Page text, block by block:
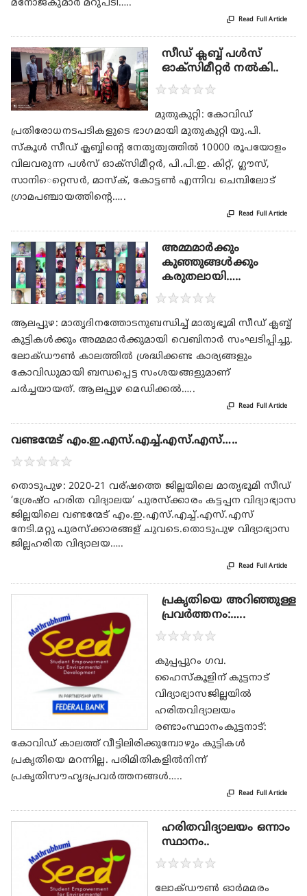
മനോജ്കുമാർ മറുപടി…..
 Read Full Article
സീഡ് ക്ലബ്ബ് പൾസ്
ഓക്സിമീറ്റർ നൽകി..
★★★★★
മുതുകുറ്റി: കോവിഡ്
പ്രതിരോധനടപടികളുടെ ഭാഗമായി മുതുകുറ്റി യു.പി.
സ്കൂൾ സീഡ് ക്ലബ്ബിന്റെ നേതൃത്വത്തിൽ 10000 രൂപയോളം
വിലവരുന്ന പൾസ് ഓക്സിമീറ്റർ, പി.പി.ഇ. കിറ്റ്, ഗ്ലൗസ്,
സാനി​െ​റ്റെസർ, മാസ്ക്, കോട്ടൺ എന്നിവ ചെമ്പിലോട്‌
ഗ്രാമപഞ്ചായത്തിന്റെ…..
 Read Full Article
അമ്മമാർക്കും
കുഞ്ഞുങ്ങൾക്കും
കരുതലായി…..
★★★★★
ആലപ്പുഴ: മാതൃദിനത്തോടനുബന്ധിച്ച് മാതൃഭൂമി സീഡ് ക്ലബ്ബ്
കുട്ടികൾക്കും അമ്മമാർക്കുമായി വെബിനാർ സംഘടിപ്പിച്ചു.
ലോക്ഡൗൺ കാലത്തിൽ ശ്രദ്ധിക്കണ്ട കാര്യങ്ങളും
കോവിഡുമായി ബന്ധപ്പെട്ട സംശയങ്ങളുമാണ്
ചർച്ചയായത്. ആലപ്പുഴ മെഡിക്കൽ…..
 Read Full Article
വണ്ടന്മേട് എം.ഇ.എസ്.എച്ച്.എസ്.എസ്…..
★★★★★
തൊടുപുഴ: 2020-21 വര്ഷത്തെ ജില്ലയിലെ മാതൃഭൂമി സീഡ്
‘ശ്രേഷ്ഠ ഹരിത വിദ്യാലയ’ പുരസ്ക്കാരം കട്ടപ്പന വിദ്യാഭ്യാസ
ജില്ലയിലെ വണ്ടന്മേട് എം.ഇ.എസ്.എച്ച്.എസ്.എസ്
നേടി.മറ്റു പുരസ്ക്കാരങ്ങള് ചുവടെ.തൊടുപുഴ വിദ്യാഭ്യാസ
ജില്ലഹരിത വിദ്യാലയ…..
 Read Full Article
പ്രകൃതിയെ അറിഞ്ഞുള്ള
പ്രവർത്തനം:…..
★★★★★
കുപ്പപ്പുറം ഗവ.
ഹൈസ്കൂളിന്‌ കുട്ടനാട്
വിദ്യാഭ്യാസജില്ലയിൽ
ഹരിതവിദ്യാലയം
രണ്ടാംസ്ഥാനംകുട്ടനാട്:
കോവിഡ് കാലത്ത്‌ വീട്ടിലിരിക്കുമ്പോഴും കുട്ടികൾ
പ്രകൃതിയെ മറന്നില്ല. പരിമിതികളിൽനിന്ന്‌
പ്രകൃതിസൗഹൃദപ്രവർത്തനങ്ങൾ…..
 Read Full Article
ഹരിതവിദ്യാലയം ഒന്നാം
സ്ഥാനം..
★★★★★
ലോക്ഡൗൺ ഓർമമരം